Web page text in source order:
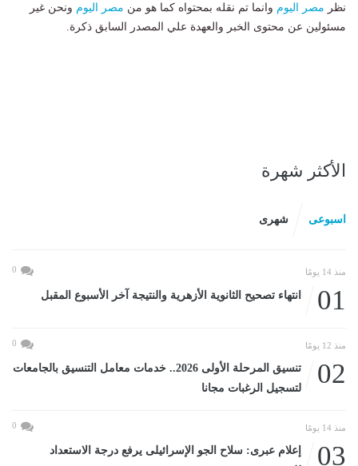
نظر مصر اليوم وانما تم نقله بمحتواه كما هو من مصر اليوم ونحن غير
مسئولين عن محتوى الخبر والعهدة علي المصدر السابق ذكرة.
الأكثر شهرة
اسبوعى شهرى
منذ 14 يومًا 0
01 انتهاء تصحيح الثانوية الأزهرية والنتيجة آخر الأسبوع المقبل
منذ 12 يومًا 0
02
تنسيق المرحلة الأولى 2026.. خدمات معامل التنسيق بالجامعات
لتسجيل الرغبات مجانا
منذ 14 يومًا 0
03
إعلام عبرى: سلاح الجو الإسرائيلى يرفع درجة الاستعداد